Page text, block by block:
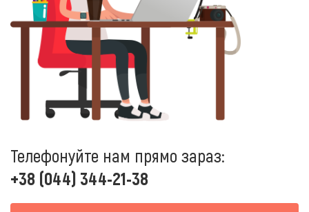
Телефонуйте нам прямо зараз:
+38 (044) 344-21-38